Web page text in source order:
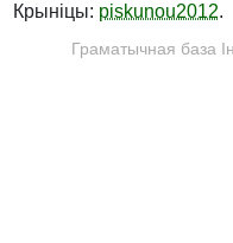
Крыніцы: piskunou2012.
Граматычная база